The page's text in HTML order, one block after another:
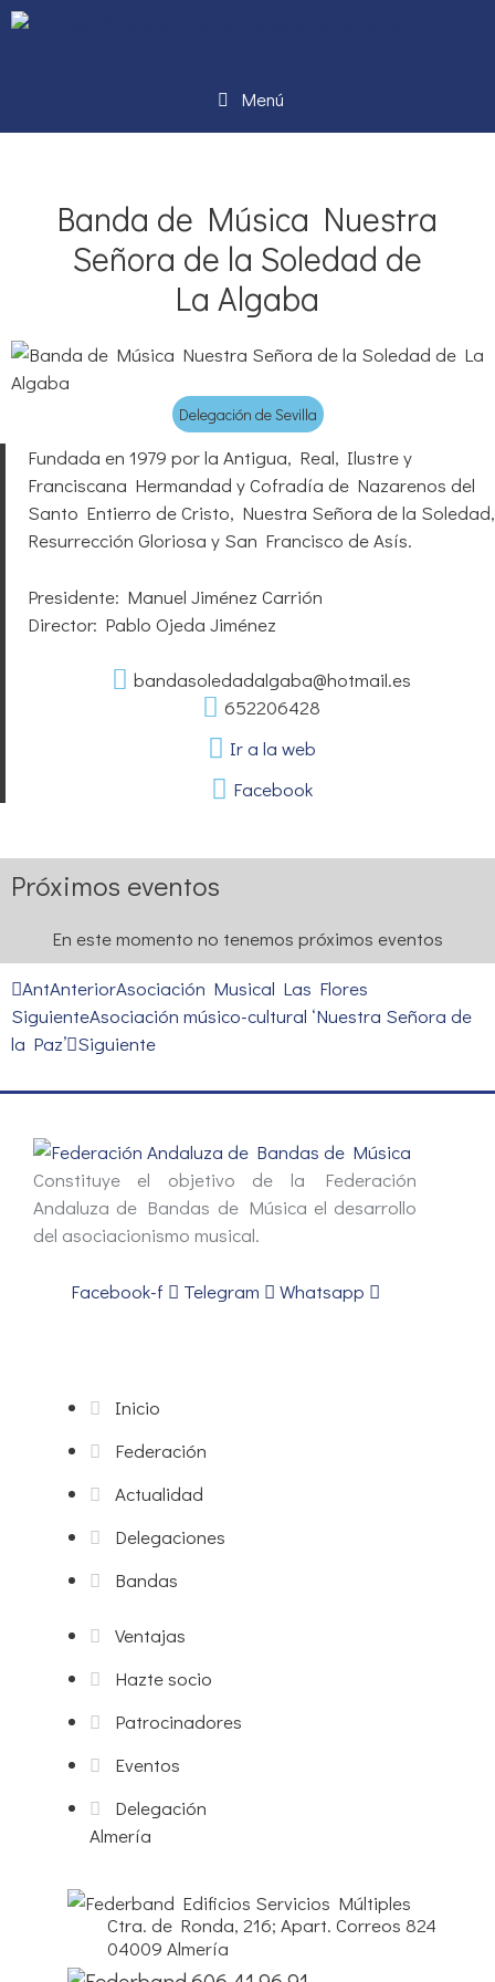
Saltar
Menú
Banda de Música Nuestra
Señora de la Soledad de
La Algaba
Delegación de Sevilla
Fundada en 1979 por la Antigua, Real, Ilustre y
Franciscana Hermandad y Cofradía de Nazarenos del
Santo Entierro de Cristo, Nuestra Señora de la Soledad,
Resurrección Gloriosa y San Francisco de Asís.
Presidente: Manuel Jiménez Carrión
Director: Pablo Ojeda Jiménez
bandasoledadalgaba@hotmail.es
652206428
Ir a la web
Facebook
Próximos eventos
En este momento no tenemos próximos eventos
AntAnteriorAsociación Musical Las Flores
SiguienteAsociación músico-cultural ‘Nuestra Señora de
la Paz’ Siguiente
Constituye el objetivo de la Federación
Andaluza de Bandas de Música el desarrollo
del asociacionismo musical.
Facebook-f Telegram Whatsapp
Inicio
Federación
Actualidad
Delegaciones
Bandas
Ventajas
Hazte socio
Patrocinadores
Eventos
Delegación
Almería
Edificios Servicios Múltiples
Ctra. de Ronda, 216; Apart. Correos 824
04009 Almería